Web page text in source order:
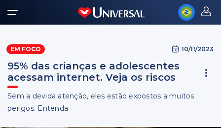
EM FOCO 10/11/2023
95% das crianças e adolescentes
acessam internet. Veja os riscos
Sem a devida atenção, eles estão expostos a muitos
perigos. Entenda